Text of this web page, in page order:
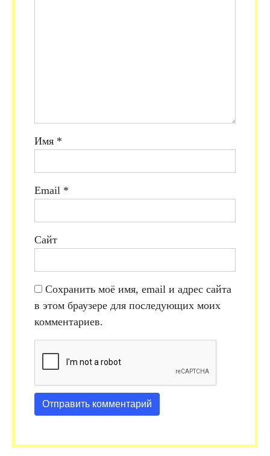
Имя *
Email *
Сайт
Сохранить моё имя, email и адрес сайта
в этом браузере для последующих моих
комментариев.